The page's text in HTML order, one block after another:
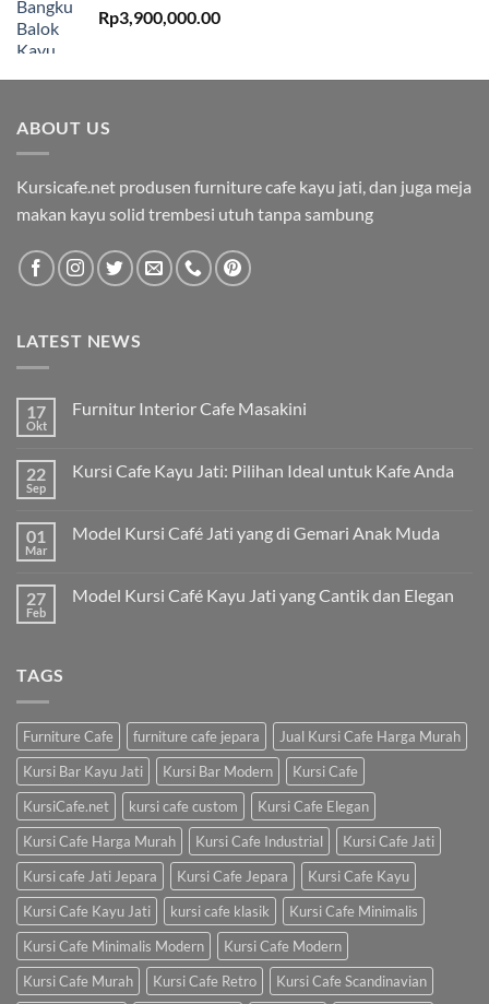
Rp3,900,000.00
ABOUT US
Kursicafe.net produsen furniture cafe kayu jati, dan juga meja
makan kayu solid trembesi utuh tanpa sambung
LATEST NEWS
17
Okt
Furnitur Interior Cafe Masakini
22
Sep
Kursi Cafe Kayu Jati: Pilihan Ideal untuk Kafe Anda
01
Mar
Model Kursi Café Jati yang di Gemari Anak Muda
27
Feb
Model Kursi Café Kayu Jati yang Cantik dan Elegan
TAGS
Furniture Cafe furniture cafe jepara
Jual Kursi Cafe Harga Murah
Kursi Bar Kayu Jati
Kursi Bar Modern
Kursi Cafe
KursiCafe.net
kursi cafe custom
Kursi Cafe Elegan
Kursi Cafe Harga Murah
Kursi Cafe Industrial
Kursi Cafe Jati
Kursi cafe Jati Jepara
Kursi Cafe Jepara
Kursi Cafe Kayu
Kursi Cafe Kayu Jati
kursi cafe klasik
Kursi Cafe Minimalis
Kursi Cafe Minimalis Modern
Kursi Cafe Modern
Kursi Cafe Murah
Kursi Cafe Retro
Kursi Cafe Scandinavian